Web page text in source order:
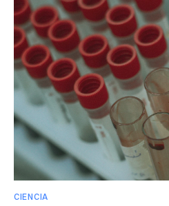
CIENCIA